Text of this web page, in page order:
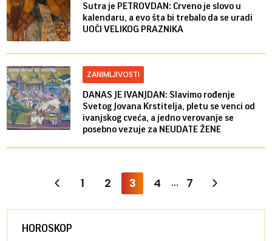
Sutra je PETROVDAN: Crveno je slovo u
kalendaru, a evo šta bi trebalo da se uradi
UOČI VELIKOG PRAZNIKA
ZANIMLJIVOSTI
DANAS JE IVANJDAN: Slavimo rođenje
Svetog Jovana Krstitelja, pletu se venci od
ivanjskog cveća, a jedno verovanje se
posebno vezuje za NEUDATE ŽENE
1 2 3 4 ... 7
HOROSKOP